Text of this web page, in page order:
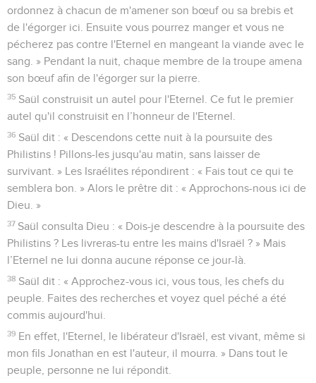
ordonnez à chacun de m'amener son bœuf ou sa brebis et
de l'égorger ici. Ensuite vous pourrez manger et vous ne
pécherez pas contre l'Eternel en mangeant la viande avec le
sang. » Pendant la nuit, chaque membre de la troupe amena
son bœuf afin de l'égorger sur la pierre.
35 Saül construisit un autel pour l'Eternel. Ce fut le premier
autel qu'il construisit en l’honneur de l'Eternel.
36 Saül dit : « Descendons cette nuit à la poursuite des
Philistins ! Pillons-les jusqu'au matin, sans laisser de
survivant. » Les Israélites répondirent : « Fais tout ce qui te
semblera bon. » Alors le prêtre dit : « Approchons-nous ici de
Dieu. »
37 Saül consulta Dieu : « Dois-je descendre à la poursuite des
Philistins ? Les livreras-tu entre les mains d'Israël ? » Mais
l’Eternel ne lui donna aucune réponse ce jour-là.
38 Saül dit : « Approchez-vous ici, vous tous, les chefs du
peuple. Faites des recherches et voyez quel péché a été
commis aujourd'hui.
39 En effet, l'Eternel, le libérateur d'Israël, est vivant, même si
mon fils Jonathan en est l'auteur, il mourra. » Dans tout le
peuple, personne ne lui répondit.